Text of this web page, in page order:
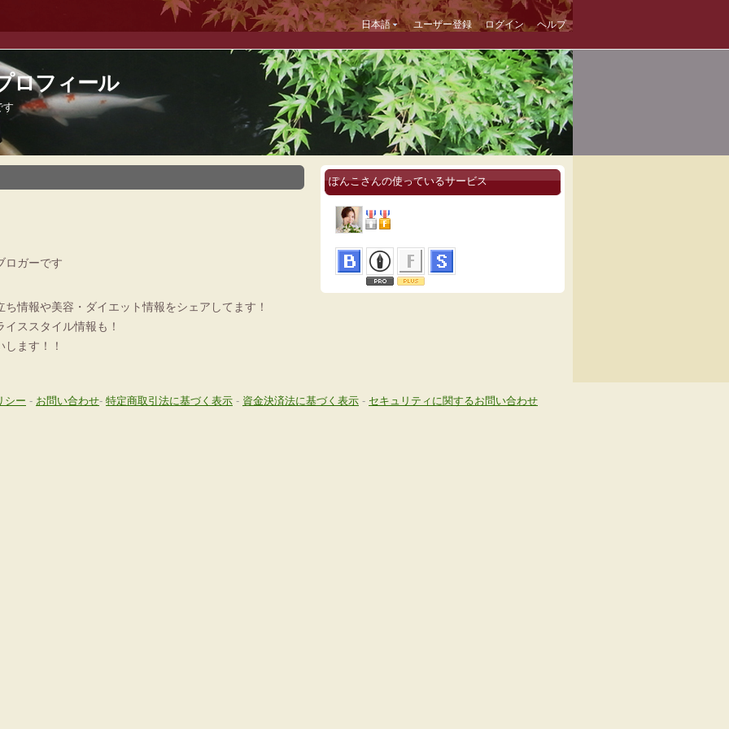
日本語 ユーザー登録 ログイン ヘルプ
ロフィール
す
ロガーです
ち情報や美容・ダイエット情報をシェアしてます！
ススタイル情報も！
ます！！
ぽんこさんの使っているサービス
シー - お問い合わせ- 特定商取引法に基づく表示 - 資金決済法に基づく表示 - セキュリティに関するお問い合わせ